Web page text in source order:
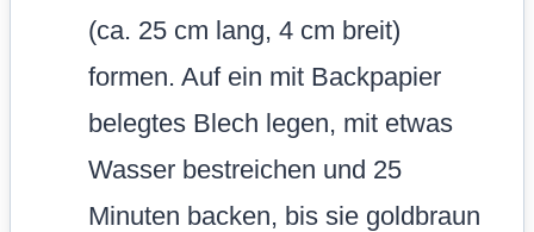
(ca. 25 cm lang, 4 cm breit)
formen. Auf ein mit Backpapier
belegtes Blech legen, mit etwas
Wasser bestreichen und 25
Minuten backen, bis sie goldbraun